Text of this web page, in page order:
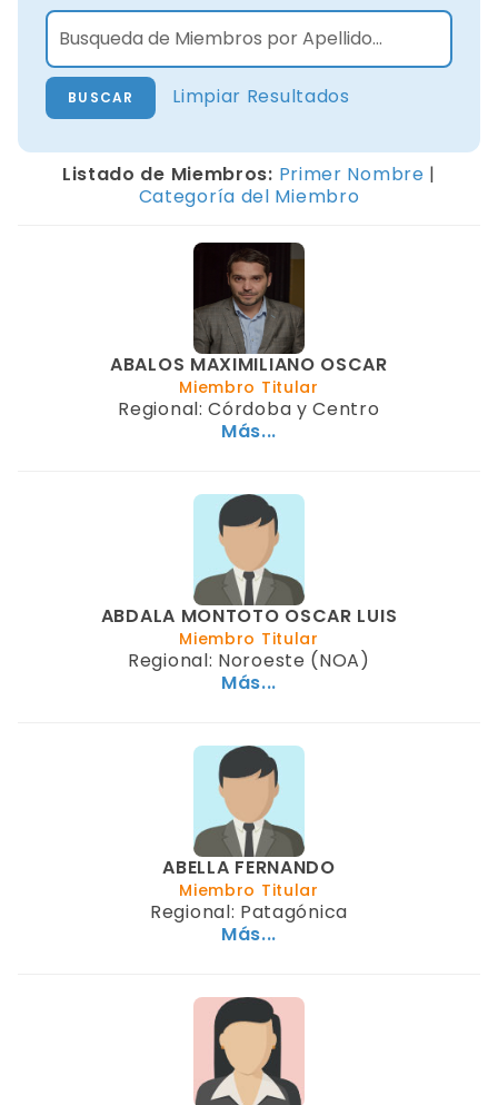
Limpiar Resultados
Listado de Miembros: Primer Nombre |
Categoría del Miembro
ABALOS MAXIMILIANO OSCAR
Miembro Titular
Regional: Córdoba y Centro
Más...
ABDALA MONTOTO OSCAR LUIS
Miembro Titular
Regional: Noroeste (NOA)
Más...
ABELLA FERNANDO
Miembro Titular
Regional: Patagónica
Más...